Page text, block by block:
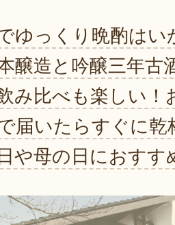
ゆっくり晩酌はい
醸造と吟醸三年古
み比べも楽しい！
届いたらすぐに乾
や母の日におすす